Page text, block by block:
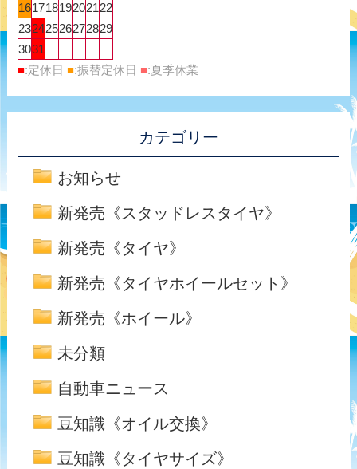
16171819202122
23242526272829
3031
■:定休日 ■:振替定休日 ■:夏季休業
カテゴリー
お知らせ
新発売《スタッドレスタイヤ》
新発売《タイヤ》
新発売《タイヤホイールセット》
新発売《ホイール》
未分類
自動車ニュース
豆知識《オイル交換》
豆知識《タイヤサイズ》